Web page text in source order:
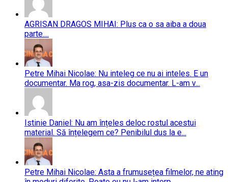
AGRISAN DRAGOS MIHAI: Plus ca o sa aiba a doua
parte....
Petre Mihai Nicolae: Nu inteleg ce nu ai inteles. E un
documentar. Ma rog, asa-zis documentar. L-am v...
Istinie Daniel: Nu am înțeles deloc rostul acestui
material. Să înțelegem ce? Penibilul dus la e...
Petre Mihai Nicolae: Asta a frumusețea filmelor, ne ating